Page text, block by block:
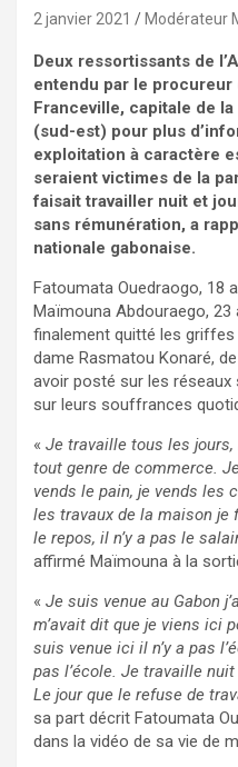
2 janvier 2021 Modérateur
Deux ressortissants de
entendu par le procureur
Franceville, capitale de
(sud-est) pour plus
exploitation à caractère
seraient victimes de la
faisait travailler nuit et
sans rémunération, a
nationale gabonaise.
Fatoumata Ouedraogo, 18
Maïmouna Abdouraego,
finalement quitté les griffes
dame Rasmatou Konaré,
avoir posté sur les réseaux
sur leurs souffrances
« Je travaille tous les
tout genre de commerce.
vends le pain, je vends les
les travaux de la maison je
le repos, il n’y a pas le
affirmé Maïmouna à la
« Je suis venue au Gabon
m’avait dit que je viens ici
suis venue ici il n’y a pas
pas l’école. Je travaille nuit
Le jour que le refuse de
sa part décrit Fatoumata
dans la vidéo de sa vie de